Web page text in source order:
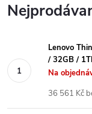
Lenovo
/ 32GB /
Na
36 561 Kč